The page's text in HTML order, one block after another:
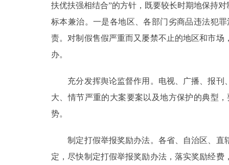
扶优扶强相结合”的方针，既要较长时期地保持
标本兼治。一是各地区、各部门劣商品违法犯
责。对制假售假严重而又屡禁不止的地区和市
办。
充分发挥舆论监督作用。电视、广播、报刊
大、情节严重的大案要案以及地方保护的典型
势。
制定打假举报奖励办法。各省、自治区、直
定，尽快制定打假举报奖励办法，落实奖励经